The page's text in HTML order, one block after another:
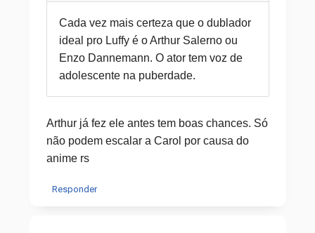
Cada vez mais certeza que o dublador
ideal pro Luffy é o Arthur Salerno ou
Enzo Dannemann. O ator tem voz de
adolescente na puberdade.
Arthur já fez ele antes tem boas chances. Só
não podem escalar a Carol por causa do
anime rs
Responder